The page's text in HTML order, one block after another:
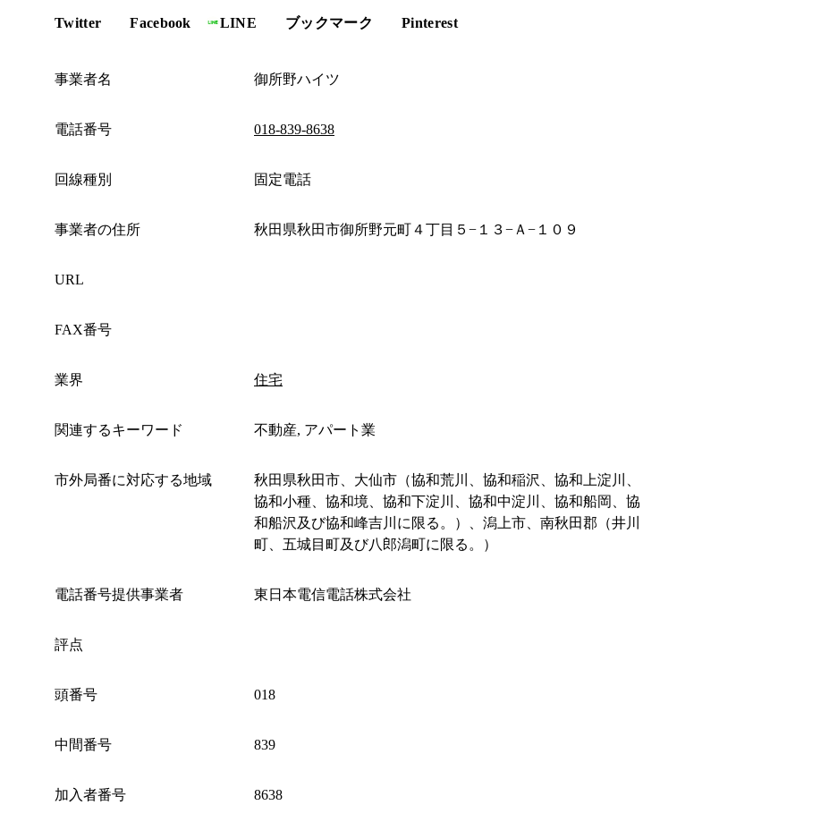
Twitter Facebook LINE ブックマーク Pinterest
事業者名 御所野ハイツ
電話番号 018-839-8638
回線種別 固定電話
事業者の住所 秋田県秋田市御所野元町４丁目５−１３−Ａ−１０９
URL
FAX番号
業界 住宅
関連するキーワード 不動産, アパート業
市外局番に対応する地域
秋田県秋田市、大仙市（協和荒川、協和稲沢、協和上淀川、
協和小種、協和境、協和下淀川、協和中淀川、協和船岡、協
和船沢及び協和峰吉川に限る。）、潟上市、南秋田郡（井川
町、五城目町及び八郎潟町に限る。）
電話番号提供事業者 東日本電信電話株式会社
評点
頭番号 018
中間番号 839
加入者番号 8638